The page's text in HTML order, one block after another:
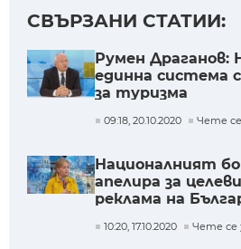
СВЪРЗАНИ СТАТИИ:
Румен Драганов:
единна система
за туризма
09:18, 20.10.2020 Чете се
Националният
апелира за
реклама на
10:20, 17.10.2020 Чете се